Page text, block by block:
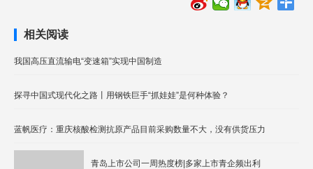
相关阅读
我国高压直流输电“变速箱”实现中国制造
探寻中国式现代化之路丨用钢铁巨手“抓娃娃”是何种体验？
蓝帆医疗：重庆核酸检测抗原产品目前采购数量不大，没有供货压力
青岛上市公司一周热度榜|多家上市青企频出利